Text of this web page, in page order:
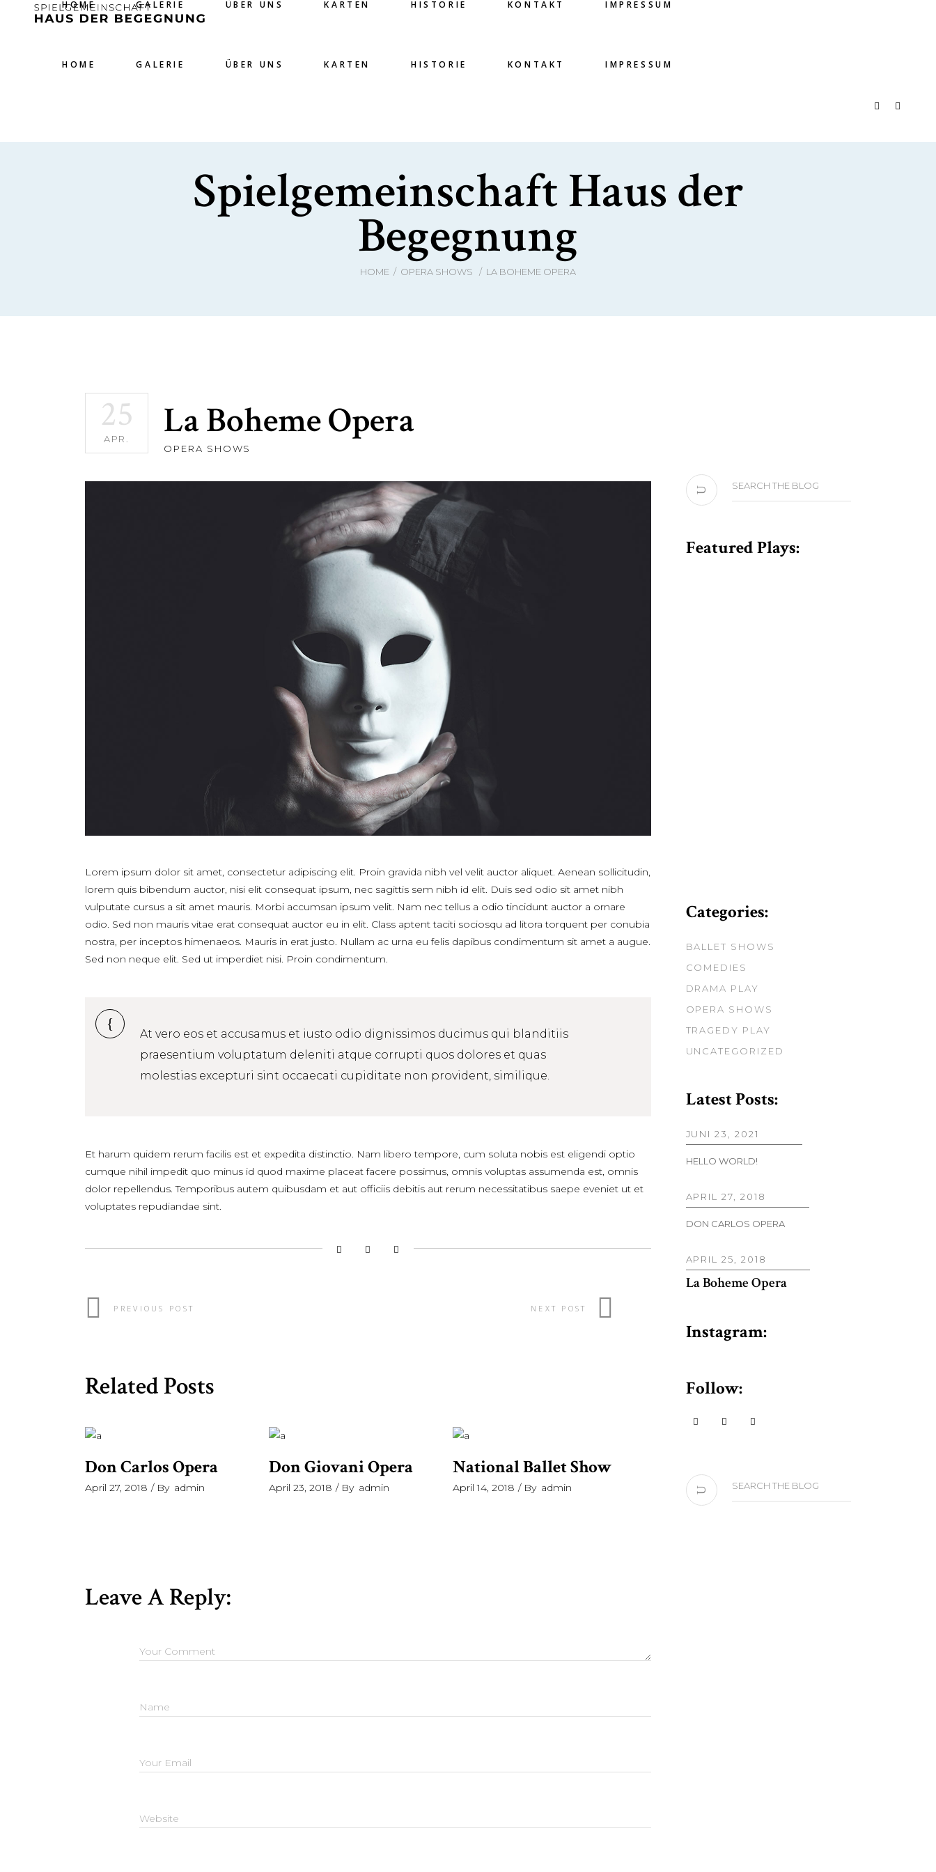
HOME GALERIE ÜBER UNS KARTEN HISTORIE KONTAKT IMPRESSUM
HOME GALERIE ÜBER UNS KARTEN HISTORIE KONTAKT IMPRESSUM
Spielgemeinschaft Haus der
Begegnung
HOME / OPERA SHOWS / LA BOHEME OPERA
25
APR. La Boheme Opera
OPERA SHOWS
Lorem ipsum dolor sit amet, consectetur adipiscing elit. Proin gravida nibh vel velit auctor aliquet. Aenean sollicitudin,
lorem quis bibendum auctor, nisi elit consequat ipsum, nec sagittis sem nibh id elit. Duis sed odio sit amet nibh
vulputate cursus a sit amet mauris. Morbi accumsan ipsum velit. Nam nec tellus a odio tincidunt auctor a ornare
odio. Sed non mauris vitae erat consequat auctor eu in elit. Class aptent taciti sociosqu ad litora torquent per conubia
nostra, per inceptos himenaeos. Mauris in erat justo. Nullam ac urna eu felis dapibus condimentum sit amet a augue.
Sed non neque elit. Sed ut imperdiet nisi. Proin condimentum.
At vero eos et accusamus et iusto odio dignissimos ducimus qui blanditiis
praesentium voluptatum deleniti atque corrupti quos dolores et quas
molestias excepturi sint occaecati cupiditate non provident, similique.
Et harum quidem rerum facilis est et expedita distinctio. Nam libero tempore, cum soluta nobis est eligendi optio
cumque nihil impedit quo minus id quod maxime placeat facere possimus, omnis voluptas assumenda est, omnis
dolor repellendus. Temporibus autem quibusdam et aut officiis debitis aut rerum necessitatibus saepe eveniet ut et
voluptates repudiandae sint.
PREVIOUS POST NEXT POST
Related Posts
Don Carlos Opera
April 27, 2018 By admin
Don Giovani Opera
April 23, 2018 By admin
National Ballet Show
April 14, 2018 By admin
Leave A Reply:
Search
for:
Featured Plays:
Categories:
BALLET SHOWS
COMEDIES
DRAMA PLAY
OPERA SHOWS
TRAGEDY PLAY
UNCATEGORIZED
Latest Posts:
JUNI 23, 2021
HELLO WORLD!
APRIL 27, 2018
DON CARLOS OPERA
APRIL 25, 2018
La Boheme Opera
Instagram:
Follow:
Search
for: